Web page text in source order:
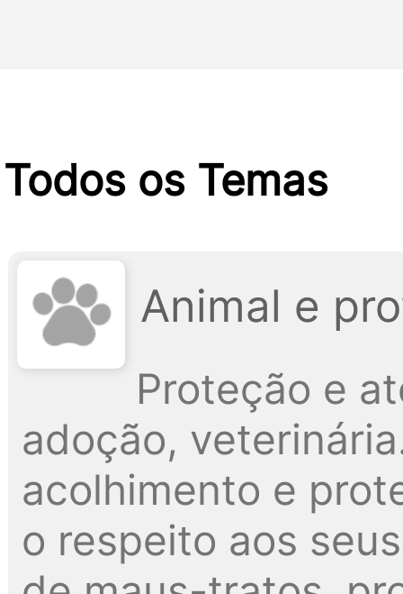
Todos os Temas
Animal e
Proteção e
adoção,
acolhimento e
o respeito aos